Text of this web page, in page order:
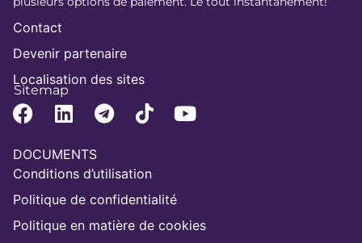
Contact
Devenir partenaire
Localisation des sites
Sitemap
DOCUMENTS
Conditions d’utilisation
Politique de confidentialité
Politique en matière de cookies